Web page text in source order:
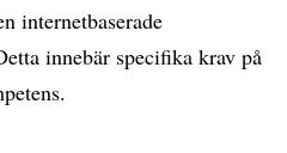
internetbaserade
innebär specifika krav på